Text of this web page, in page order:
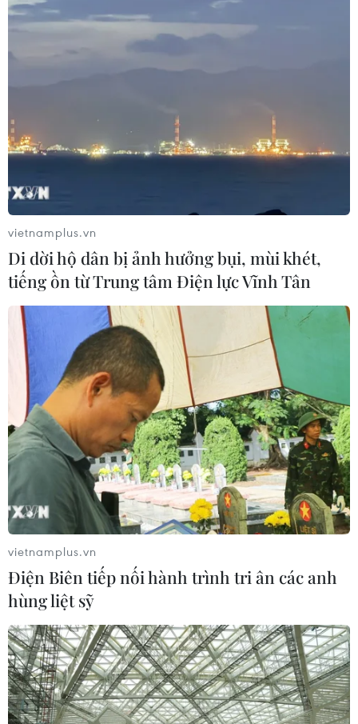
vietnamplus.vn
Di dời hộ dân bị ảnh hưởng bụi, mùi khét,
tiếng ồn từ Trung tâm Điện lực Vĩnh Tân
vietnamplus.vn
Điện Biên tiếp nối hành trình tri ân các anh
hùng liệt sỹ